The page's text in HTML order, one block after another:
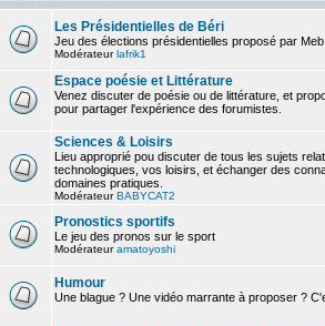
Les Présidentielles de Béri
Jeu des élections présidentielles proposé par Meb
Modérateurlafrik1
Espace poésie et Littérature
Venez discuter de poésie ou de littérature, et
pour partager l'expérience des forumistes.
Sciences & Loisirs
Lieu approprié pou discuter de tous les sujets
technologiques, vos loisirs, et échanger des
domaines pratiques.
ModérateurBABYCAT2
Pronostics sportifs
Le jeu des pronos sur le sport
Modérateuramatoyoshi
Humour
Une blague ? Une vidéo marrante à proposer ?